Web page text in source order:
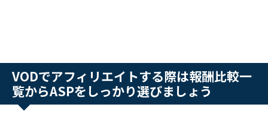
VODでアフィリエイトする際は報酬比較一
覧からASPをしっかり選びましょう